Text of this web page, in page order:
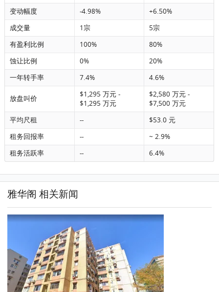
变动幅度
-4.98%
+6.50%
成交量
1宗
5宗
有盈利比例
100%
80%
蚀让比例
0%
20%
一年转手率
7.4% 4.6%
放盘叫价
$1,295 万元 -
$1,295 万元
$2,580 万元 -
$7,500 万元
平均尺租
--
$53.0 元
租务回报率
--
~ 2.9%
租务活跃率
-- 6.4%
雅华阁 相关新闻